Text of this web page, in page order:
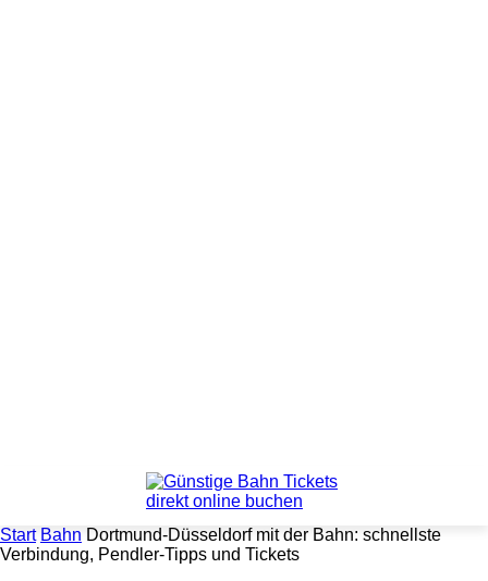
Start Bahn Dortmund-Düsseldorf mit der Bahn: schnellste
Verbindung, Pendler-Tipps und Tickets